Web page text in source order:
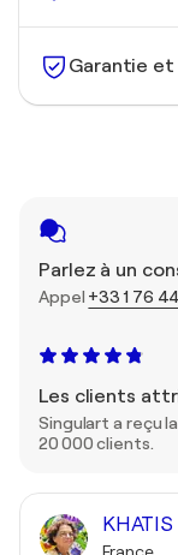
Garantie
Parlez à un
Appel +33 1 76
Les clients
Singulart a reçu
20 000 clients.
KHATIS